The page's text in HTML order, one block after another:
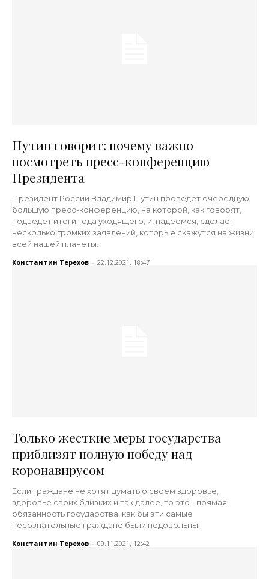
Путин говорит: почему важно
посмотреть пресс-конференцию
Президента
Президент России Владимир Путин проведет очередную
большую пресс-конференцию, на которой, как говорят,
подведет итоги года уходящего, и, надеемся, сделает
несколько громких заявлений, которые скажутся на жизни
всей нашей планеты.
Константин Терехов - 22.12.2021, 18:47
Только жесткие меры государства
приблизят полную победу над
коронавирусом
Если граждане не хотят думать о своем здоровье,
здоровье своих близких и так далее, то это - прямая
обязанность государства, как бы эти самые
несознательные граждане были недовольны.
Константин Терехов - 09.11.2021, 12:42